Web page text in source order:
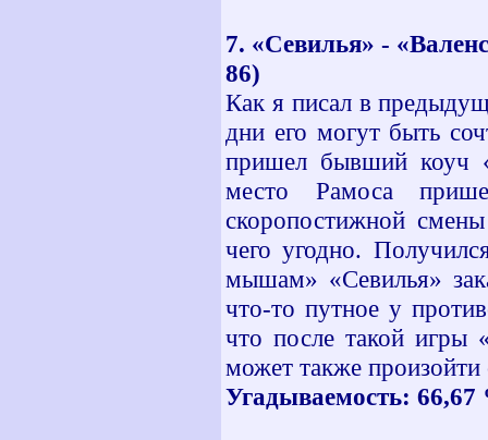
7. «Севилья» -
86)
Как я писал в
дни его могут быть
пришел бывший коуч
место Рамоса
скоропостижной
чего угодно.
мышам» «Севилья»
что-то путное у
что после такой игры
может также произойти
Угадываемость: 66,67